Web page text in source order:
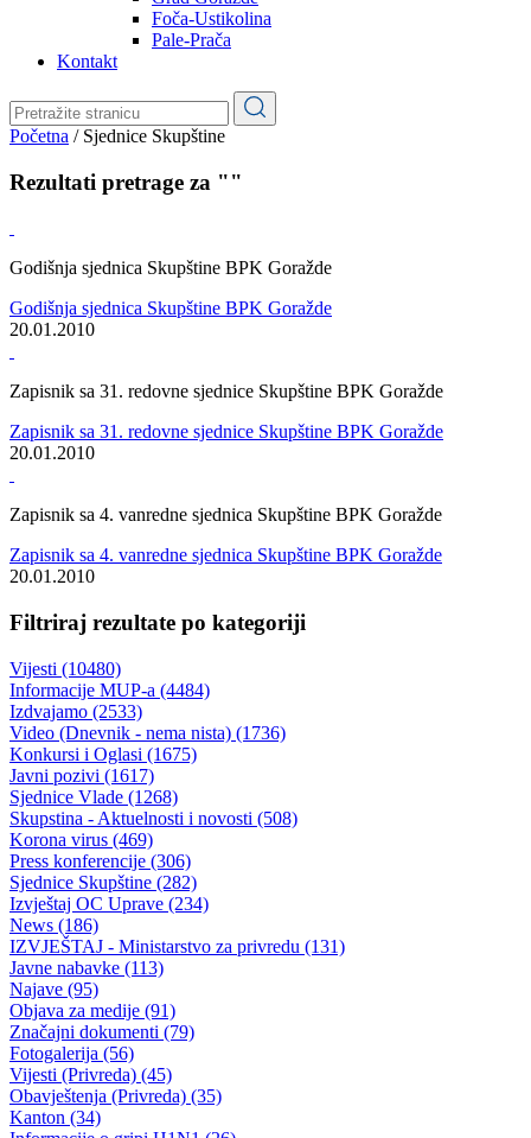
Općine
Pale-Prača
Kontakt
Sjednice Skupštine